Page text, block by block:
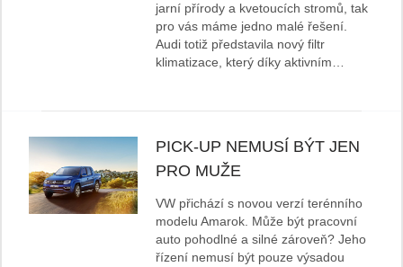
jarní přírody a kvetoucích stromů, tak
pro vás máme jedno malé řešení.
Audi totiž představila nový filtr
klimatizace, který díky aktivním…
PICK-UP NEMUSÍ BÝT JEN
PRO MUŽE
VW přichází s novou verzí terénního
modelu Amarok. Může být pracovní
auto pohodlné a silné zároveň? Jeho
řízení nemusí být pouze výsadou